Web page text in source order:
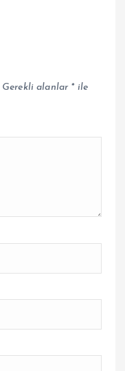
Gerekli alanlar *ile